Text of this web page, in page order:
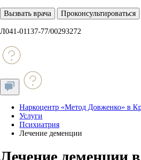
Вызвать врача Проконсультироваться
Л041-01137-77/00293272
Наркоцентр «Метод Довженко» в
Услуги
Психиатрия
Лечение деменции